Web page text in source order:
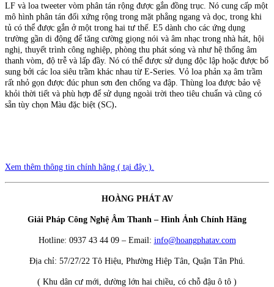
LF và loa tweeter vòm phân tán rộng được gắn đồng trục. Nó cung cấp một
mô hình phân tán đối xứng rộng trong mặt phẳng ngang và dọc, trong khi
tủ có thể được gắn ở một trong hai tư thế. E5 dành cho các ứng dụng
trường gần di động để tăng cường giọng nói và âm nhạc trong nhà hát, hội
nghị, thuyết trình công nghiệp, phòng thu phát sóng và như hệ thống âm
thanh vòm, độ trễ và lấp đầy. Nó có thể được sử dụng độc lập hoặc được bổ
sung bởi các loa siêu trầm khác nhau từ E-Series. Vỏ loa phản xạ âm trầm
rất nhỏ gọn được đúc phun sơn đen chống va đập. Thùng loa được bảo vệ
khỏi thời tiết và phù hợp để sử dụng ngoài trời theo tiêu chuẩn và cũng có
sẵn tùy chọn Màu đặc biệt (SC).
Xem thêm thông tin chính hãng ( tại đây ).
HOÀNG PHÁT AV
Giải Pháp Công Nghệ Âm Thanh – Hình Ảnh Chính Hãng
Hotline: 0937 43 44 09 – Email: info@hoangphatav.com
Địa chỉ: 57/27/22 Tô Hiệu, Phường Hiệp Tân, Quận Tân Phú.
( Khu dân cư mới, dường lớn hai chiều, có chỗ đậu ô tô )